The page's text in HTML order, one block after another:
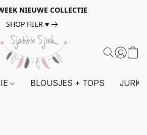
NIEUWE COLLECTIE
SHOP HIER ♥
BLOUSJES + TOPS